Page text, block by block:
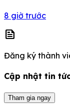
8 giờ trước
news
Đăng ký thành
Cập nhật tin
Tham gia ngay